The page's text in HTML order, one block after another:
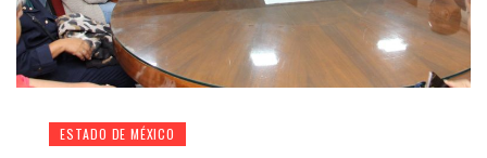
ESTADO DE MÉXICO